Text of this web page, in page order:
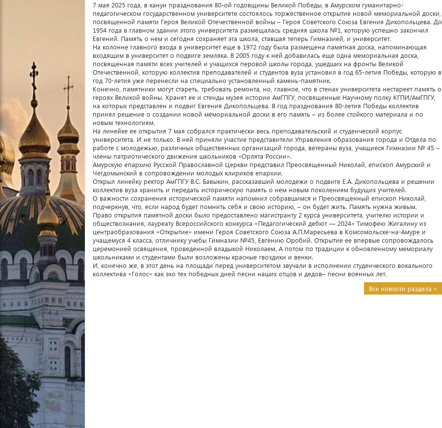
7 мая 2025 года, в канун празднования 80-ой годовщины Великой Победы, в Амурском гуманитарно-
педагогическом государственном университете состоялось торжественное открытие новой мемориальной доски,
посвященной памяти Героя Великой Отечественной войны – Героя Советского Союза Евгения Дикопольцева. До
1954 года в главном здании этого университета размещалась средняя школа №1, которую успешно закончил
Евгений. Память о нем и сегодня сохраняет эта школа, ставшая теперь Гимназией, и университет.
На колонне главного входа в университет еще в 1972 году была размещена памятная доска, напоминающая
входящим в университет о подвиге земляка. В 2005 году к ней добавилась еще одна мемориальная доска,
посвященная памяти всех учителей и учащихся перовой школы города, ушедших на фронты Великой
Отечественной, которую коллектив преподавателей и студентов вуза установил в год 65-летия Победы, которую в
год 70-летия уже перенесли на специально установленный камень-памятник.
Конечно, памятники могут стареть, требовать ремонта, но, главное, что в стенах университета нестареет память о
героях Великой войны. Хранят ее и стенды музея истории АмГПГУ, посвященные Научному полку КГПИ/АмГПГУ,
на которых представлен и подвиг Евгения Дикопольцева. В год празднования 80-летия Победы коллектив
принял решение о создании новой мемориальной доски в его память – из более стойкого материала и по
новым технологиям.
На линейке ее открытия 7 мая собрался практически весь преподавательский и студенческий корпус
университета. И не только. В ней приняли участие представители Управления образования города и Отдела по
работе с молодежью, различных общественных организаций города, ветераны вуза, учащиеся Гимназии № 45 –
члены патриотического движения школьников «Орлята России».
Амурскую епархию Русской Православной Церкви представил Преосвященный Николай, епископ Амурский и
Чегдомынский в сопровождении молодых клириков епархии.
Открыл линейку ректор АмГПГУ В.С. Бавыкин, рассказавший молодежи о подвиге Е.А. Дикопольцева и решении
коллектив вуза хранить и передать историческую память о нем новым поколениям будущих учителей.
О важности сохранения исторической памяти напомнил собравшимся и Преосвященный епископ Николай,
подчеркнув, что, если народ будет помнить себя и свою историю, – он будет жить. Память нужна живым.
Право открытия памятной доски было предоставлено магистранту 2 курса университета, учителю истории и
обществознания, лауреату Всероссийского конкурса «Педагогический дебют — 2024» Тимофею Жигалину из
центраобразования «Открытие» имени Героя Советского Союза А.П.Маресьева в Комсомольске-на-Амуре и
учащемуся 4 класса, отличнику учебы Гимназии №45, Евгению Оробий. Открытие ее впервые сопровождалось
церемонией освящения, проведенной владыкой Николаем. А потом по традиции к обновленному мемориалу
школьниками и студентами были возложены красные гвоздики и венки.
И, конечно же, в этот день на площади перед университетом звучали в исполнении студенческого вокального
коллектива «Голос» как эхо тех победных дней песни наших отцов и дедов– песни военных лет.
Все новости раздела »